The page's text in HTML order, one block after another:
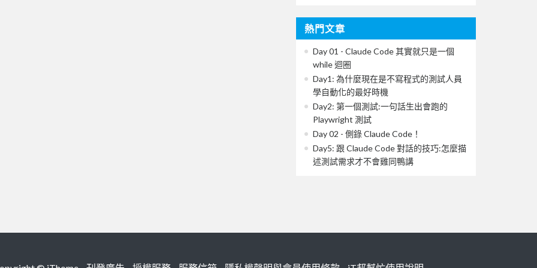
熱門文章
Day 01 - Claude Code 其實就只是一個
while 迴圈
Day1: 為什麼現在是不寫程式的測試人員
學自動化的最好時機
Day2: 第一個測試:一句話生出會跑的
Playwright 測試
Day 02 - 側錄 Claude Code！
Day5: 跟 Claude Code 對話的技巧:怎麼描
述測試需求才不會雞同鴨講